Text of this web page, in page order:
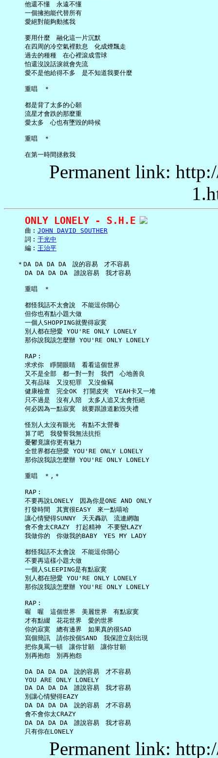
     他還不懂　永遠不懂
     一個擁抱能代替所有
     愛絕對能夠動搖我
     要用什麼　融化這一片沉默
     在四周的冷空氣裡歎息　化成煙飄走
     過去的種種　在心裡滾成雪球
     怕還沒說話淚就會先流
     愛不是他給得不多　是不知道我要什麼
     重唱　＊
     都是背了太多的心願
     流星才會跌的那麼重
     愛太多　心也有墜毀的時候
     重唱　＊
Permanent link:
ONLY LONELY - S.H.E
     曲︰
JOHN DAVID SOUTHER
     詞︰
于光中
     編︰
王治平
   ＊DA DA DA DA　說的容易　才不容易
     DA DA DA DA　誰說容易　我才容易
     重唱　＊
     都怪我話不太會說　不能逗你開心
     但你也有點小題大做
     一個人SHOPPING就覺得寂寞
     別人都在戀愛 YOU'RE ONLY LONELY
     那你說我該怎麼辦 YOU'RE ONLY LONELY
     RAP︰
     求求你　睜開眼睛　看看這個世界
     又不是全部　都一對一對　我們　心地善良
     又有品味　又沒犯罪　又沒偷竊
     健康檢查　完全OK　打開皮夾　YEAH卡又一堆
     只不過是　沒有人陪　太多人追又太會拒絕
     何必因為一點寂寞　就要跟誰道歉毀失禮
     怪別人太沒有眼光　有點不太營養
     算了吧　我發誓我無法抗拒
     憂鬱竟讓你更有魅力
     全世界都在戀愛 YOU'RE ONLY LONELY
     那你說我該怎麼辦 YOU'RE ONLY LONELY
     重唱　＊,＊
     RAP︰
     不要再說LONELY　因為你是ONE AND ONLY
     打發時間　其實很EASY　來一點嘻哈
     讓心情變得SUNNY　天天轟趴　流連網咖
     會不會太CRAZY　打起精神　不要變LAZY
     我做你的　你做我的BABY　YES MY LADY
     都怪我話不太會說　不能逗你開心
     不要再這樣小題大做
     一個人SLEEPING是有點寂寞
     別人都在戀愛 YOU'RE ONLY LONELY
     那你說我該怎麼辦 YOU'RE ONLY LONELY
     RAP︰
     喔　喔　這個世界　美麗世界　有點寂寞
     才有點綴　花花世界　愛的世界
     你的寂寞　總有邊界　如果真的很SAD
     寫個簡訊　請你按個SAND　我保證立刻出現
     把你臭罵一頓　讓你甘願　讓你甘願
     別再抱怨　別再抱怨
     DA DA DA DA　說的容易　才不容易
     YOU ARE ONLY LONELY
     DA DA DA DA　誰說容易　我才容易
     別讓心情變得EAZY
     DA DA DA DA　說的容易　才不容易
     會不會你太CRAZY
     DA DA DA DA　誰說容易　我才容易
Permanent link: